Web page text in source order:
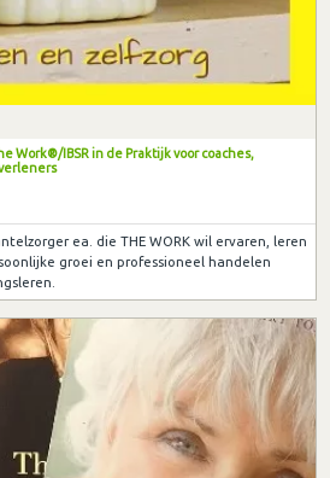
Work®/IBSR in de Praktijk voor coaches,
ea. die THE WORK wil ervaren, leren
groei en professioneel handelen